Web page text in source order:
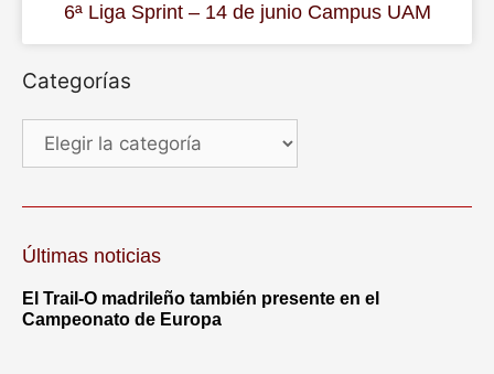
6ª Liga Sprint – 14 de junio Campus UAM
Categorías
Últimas noticias
El Trail-O madrileño también presente en el
Campeonato de Europa